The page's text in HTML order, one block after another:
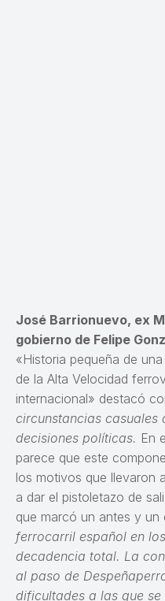
José Barrionuevo, ex
gobierno de Felipe
«Historia pequeña de
de la Alta Velocidad
internacional» destacó
circunstancias casuales
decisiones políticas. En
parece que este
los motivos que llevaron
a dar el pistoletazo de
que marcó un antes y un
ferrocarril español en
decadencia total. La
al paso de
dificultades a las que